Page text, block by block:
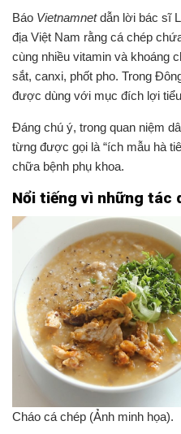
Báo Vietnamnetdẫn lời bác sĩ
địa Việt Nam rằng cá chép
cùng nhiều vitamin và khoáng
sắt, canxi, phốt pho. Trong
được dùng với mục đích lợi
Đáng chú ý, trong quan niệm
từng được gọi là “ích mẫu hà
chữa bệnh phụ khoa.
Nổi tiếng vì những tác
Cháo cá chép (Ảnh minh họa).